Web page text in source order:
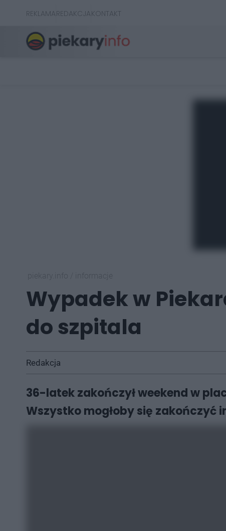
REKLAMAREDAKCJAKONTAKT
Wypadek w
do szpitala
Redakcja
36-latek zakończył weekend w
Wszystko mogłoby się zakończyć